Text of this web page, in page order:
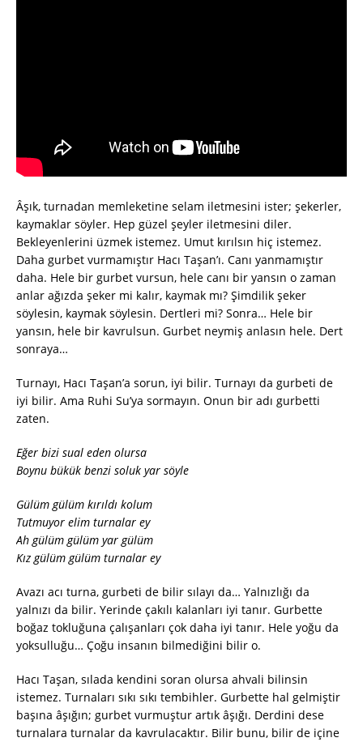
Âşık, turnadan memleketine selam iletmesini ister; şekerler,
kaymaklar söyler. Hep güzel şeyler iletmesini diler.
Bekleyenlerini üzmek istemez. Umut kırılsın hiç istemez.
Daha gurbet vurmamıştır Hacı Taşan’ı. Canı yanmamıştır
daha. Hele bir gurbet vursun, hele canı bir yansın o zaman
anlar ağızda şeker mi kalır, kaymak mı? Şimdilik şeker
söylesin, kaymak söylesin. Dertleri mi? Sonra… Hele bir
yansın, hele bir kavrulsun. Gurbet neymiş anlasın hele. Dert
sonraya…
Turnayı, Hacı Taşan’a sorun, iyi bilir. Turnayı da gurbeti de
iyi bilir. Ama Ruhi Su’ya sormayın. Onun bir adı gurbetti
zaten.
Eğer bizi sual eden olursa
Boynu bükük benzi soluk yar söyle
Gülüm gülüm kırıldı kolum
Tutmuyor elim turnalar ey
Ah gülüm gülüm yar gülüm
Kız gülüm gülüm turnalar ey
Avazı acı turna, gurbeti de bilir sılayı da… Yalnızlığı da
yalnızı da bilir. Yerinde çakılı kalanları iyi tanır. Gurbette
boğaz tokluğuna çalışanları çok daha iyi tanır. Hele yoğu da
yoksulluğu… Çoğu insanın bilmediğini bilir o.
Hacı Taşan, sılada kendini soran olursa ahvali bilinsin
istemez. Turnaları sıkı sıkı tembihler. Gurbette hal gelmiştir
başına âşığın; gurbet vurmuştur artık âşığı. Derdini dese
turnalara turnalar da kavrulacaktır. Bilir bunu, bilir de içine